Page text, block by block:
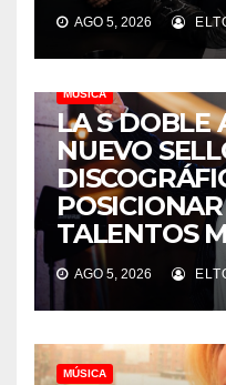
AGO 5, 2026
MÚSICA
LA S DOBLE
NUEVO
TALENTOS
AGO 5, 2026
MÚSICA